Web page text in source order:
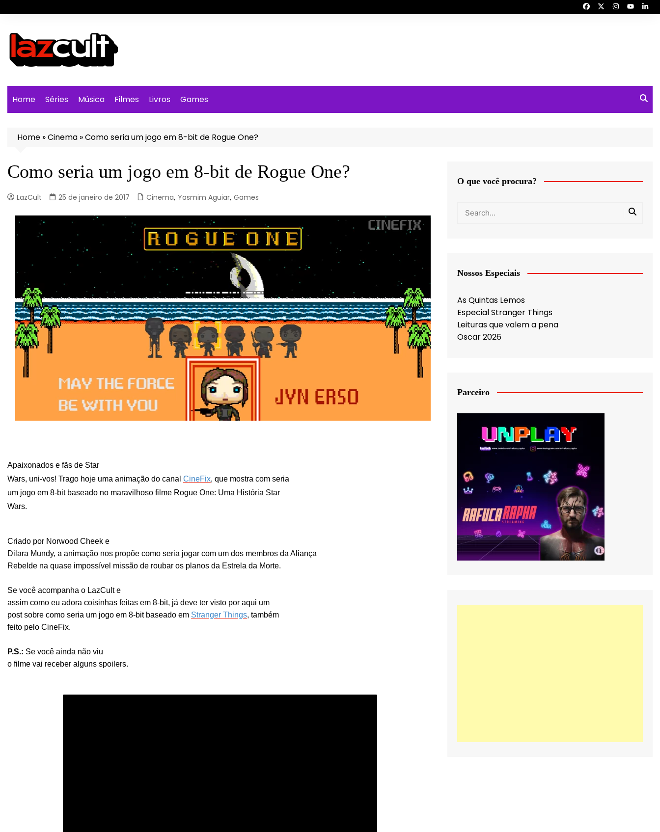
para
conteúdo
Home Séries Música Filmes Livros Games
Home »Cinema »Como seria um jogo em 8-bit de Rogue One?
Como seria um jogo em 8-bit de Rogue One?
LazCult 25 de janeiro de 2017 Cinema, Yasmim Aguiar, Games
Apaixonados e fãs de Star
Wars, uni-vos! Trago hoje uma animação do canal CineFix, que mostra com seria
um jogo em 8-bit baseado no maravilhoso filme Rogue One: Uma História Star
Wars.
Criado por Norwood Cheek e
Dilara Mundy, a animação nos propõe como seria jogar com um dos membros da Aliança
Rebelde na quase impossível missão de roubar os planos da Estrela da Morte.
Se você acompanha o LazCult e
assim como eu adora coisinhas feitas em 8-bit, já deve ter visto por aqui um
post sobre como seria um jogo em 8-bit baseado em Stranger Things, também
feito pelo CineFix.
P.S.: Se você ainda não viu
o filme vai receber alguns spoilers.
O que você procura?
Nossos Especiais
As Quintas Lemos
Especial Stranger Things
Leituras que valem a pena
Oscar 2026
Parceiro